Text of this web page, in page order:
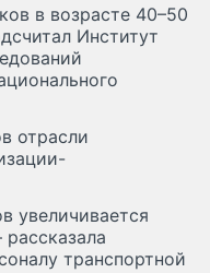
в возрасте 40–50
Институт
отрасли
увеличивается
транспортной